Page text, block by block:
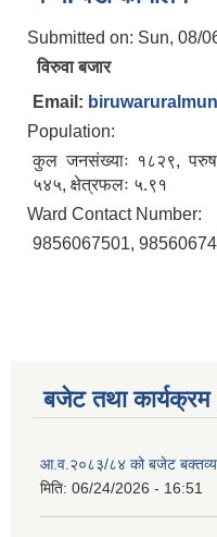
Submitted on: Sun, 08/
विरुवा बजार
Email:
Population:
कुल जनसंख्याः १८२९,
५४५, क्षेत्रफलः ५.९१
Ward Contact Number:
9856067501,
बजेट तथा कार्यक्रम
आ.व.२०८३/८४ को बजेट
मिति: 06/24/2026 - 16:51